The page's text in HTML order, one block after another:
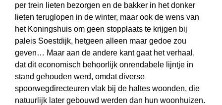
per trein lieten bezorgen en de bakker in het donker
lieten teruglopen in de winter, maar ook de wens van
het Koningshuis om geen stopplaats te krijgen bij
paleis Soestdijk, hetgeen alleen maar gedoe zou
geven… Maar aan de andere kant gaat het verhaal,
dat dit economisch behoorlijk onrendabele lijntje in
stand gehouden werd, omdat diverse
spoorwegdirecteuren vlak bij de haltes woonden, die
natuurlijk later gebouwd werden dan hun woonhuizen.